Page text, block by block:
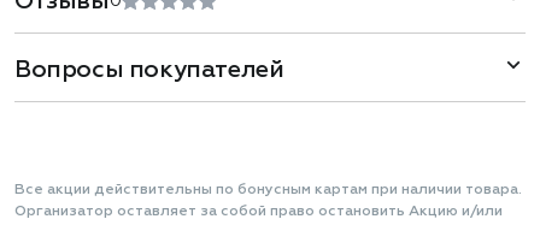
Вопросы покупателей
Все акции действительны по бонусным картам при наличии товара.
Организатор оставляет за собой право остановить Акцию и/или